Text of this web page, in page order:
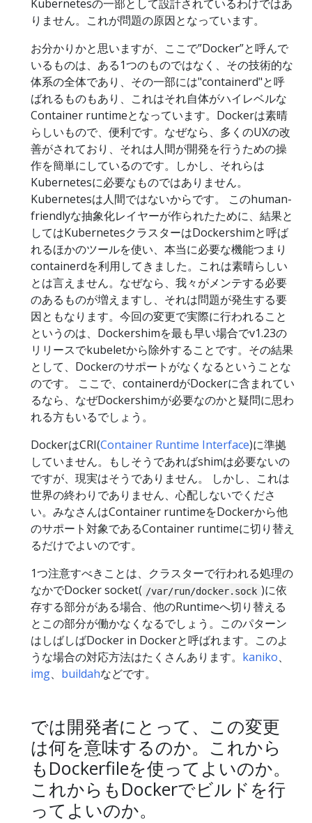
Kubernetesの一部として設計されているわけではあ
りません。これが問題の原因となっています。
お分かりかと思いますが、ここで”Docker”と呼んで
いるものは、ある1つのものではなく、その技術的な
体系の全体であり、その一部には"containerd"と呼
ばれるものもあり、これはそれ自体がハイレベルな
Container runtimeとなっています。Dockerは素晴
らしいもので、便利です。なぜなら、多くのUXの改
善がされており、それは人間が開発を行うための操
作を簡単にしているのです。しかし、それらは
Kubernetesに必要なものではありません。
Kubernetesは人間ではないからです。 このhuman-
friendlyな抽象化レイヤーが作られたために、結果と
してはKubernetesクラスターはDockershimと呼ば
れるほかのツールを使い、本当に必要な機能つまり
containerdを利用してきました。これは素晴らしい
とは言えません。なぜなら、我々がメンテする必要
のあるものが増えますし、それは問題が発生する要
因ともなります。今回の変更で実際に行われること
というのは、Dockershimを最も早い場合でv1.23の
リリースでkubeletから除外することです。その結果
として、Dockerのサポートがなくなるということな
のです。 ここで、containerdがDockerに含まれてい
るなら、なぜDockershimが必要なのかと疑問に思わ
れる方もいるでしょう。
DockerはCRI(Container Runtime Interface)に準拠
していません。もしそうであればshimは必要ないの
ですが、現実はそうでありません。 しかし、これは
世界の終わりでありません、心配しないでくださ
い。みなさんはContainer runtimeをDockerから他
のサポート対象であるContainer runtimeに切り替え
るだけでよいのです。
1つ注意すべきことは、クラスターで行われる処理の
なかでDocker socket( /var/run/docker.sock )に依
存する部分がある場合、他のRuntimeへ切り替える
とこの部分が働かなくなるでしょう。このパターン
はしばしばDocker in Dockerと呼ばれます。このよ
うな場合の対応方法はたくさんあります。 kaniko、
img、 buildahなどです。
では開発者にとって、この変更
は何を意味するのか。これから
もDockerfileを使ってよいのか。
これからもDockerでビルドを行
ってよいのか。